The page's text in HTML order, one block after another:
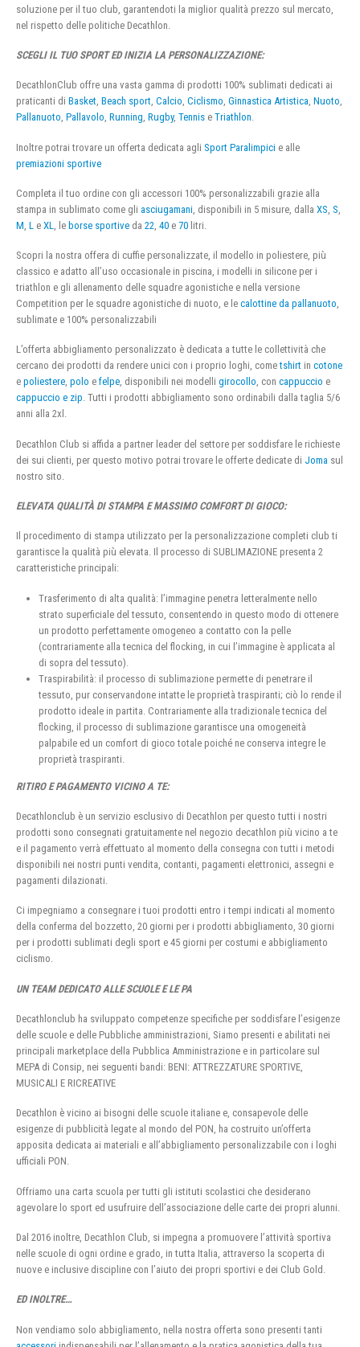
soluzione per il tuo club, garantendoti la miglior qualità prezzo sul mercato,
nel rispetto delle politiche Decathlon.
SCEGLI IL TUO SPORT ED INIZIA LA PERSONALIZZAZIONE:
DecathlonClub offre una vasta gamma di prodotti 100% sublimati dedicati ai
praticanti di Basket, Beach sport, Calcio, Ciclismo, Ginnastica Artistica, Nuoto,
Pallanuoto, Pallavolo, Running, Rugby, Tennis e Triathlon.
Inoltre potrai trovare un offerta dedicata agli Sport Paralimpici e alle
premiazioni sportive
Completa il tuo ordine con gli accessori 100% personalizzabili grazie alla
stampa in sublimato come gli asciugamani , disponibili in 5 misure, dalla XS S
M L e XL , le borse sportive da 22 40 e 70 litri.
Scopri la nostra offera di cuffie personalizzate, il modello in poliestere, più
classico e adatto all’uso occasionale in piscina, i modelli in silicone per i
triathlon e gli allenamento delle squadre agonistiche e nella versione
Competition per le squadre agonistiche di nuoto, e le calottine da pallanuoto,
sublimate e 100% personalizzabili
L’offerta abbigliamento personalizzato è dedicata a tutte le collettività che
cercano dei prodotti da rendere unici con i proprio loghi, cometshirt in cotone
e poliestere, polo e felpe, disponibili nei modelli girocollo, con cappuccio e
cappuccio e zip. Tutti i prodotti abbigliamento sono ordinabili dalla taglia 5/6
anni alla 2xl.
Decathlon Club si affida a partner leader del settore per soddisfare le richieste
dei sui clienti, per questo motivo potrai trovare le offerte dedicate di Joma sul
nostro sito.
ELEVATA QUALITÀ DI STAMPA E MASSIMO COMFORT DI GIOCO:
Il procedimento di stampa utilizzato per la personalizzazione completi club ti
garantisce la qualità più elevata. Il processo di SUBLIMAZIONE presenta 2
caratteristiche principali:
Trasferimento di alta qualità: l’immagine penetra letteralmente nello
strato superficiale del tessuto, consentendo in questo modo di ottenere
un prodotto perfettamente omogeneo a contatto con la pelle
(contrariamente alla tecnica del flocking, in cui l’immagine è applicata al
di sopra del tessuto).
Traspirabilità: il processo di sublimazione permette di penetrare il
tessuto, pur conservandone intatte le proprietà traspiranti; ciò lo rende il
prodotto ideale in partita. Contrariamente alla tradizionale tecnica del
flocking, il processo di sublimazione garantisce una omogeneità
palpabile ed un comfort di gioco totale poiché ne conserva integre le
proprietà traspiranti.
RITIRO E PAGAMENTO VICINO A TE:
Decathlonclub è un servizio esclusivo di Decathlon per questo tutti i nostri
prodotti sono consegnati gratuitamente nel negozio decathlon più vicino a te
e il pagamento verrà effettuato al momento della consegna con tutti i metodi
disponibili nei nostri punti vendita, contanti, pagamenti elettronici, assegni e
pagamenti dilazionati.
Ci impegniamo a consegnare i tuoi prodotti entro i tempi indicati al momento
della conferma del bozzetto, 20 giorni per i prodotti abbigliamento, 30 giorni
per i prodotti sublimati degli sport e 45 giorni per costumi e abbigliamento
ciclismo.
UN TEAM DEDICATO ALLE SCUOLE E LE PA
Decathlonclub ha sviluppato competenze specifiche per soddisfare l’esigenze
delle scuole e delle Pubbliche amministrazioni, Siamo presenti e abilitati nei
principali marketplace della Pubblica Amministrazione e in particolare sul
MEPA di Consip, nei seguenti bandi: BENI: ATTREZZATURE SPORTIVE,
MUSICALI E RICREATIVE
Decathlon è vicino ai bisogni delle scuole italiane e, consapevole delle
esigenze di pubblicità legate al mondo del PON, ha costruito un’offerta
apposita dedicata ai materiali e all’abbigliamento personalizzabile con i loghi
ufficiali PON.
Offriamo una carta scuola per tutti gli istituti scolastici che desiderano
agevolare lo sport ed usufruire dell’associazione delle carte dei propri alunni.
Dal 2016 inoltre, Decathlon Club, si impegna a promuovere l’attività sportiva
nelle scuole di ogni ordine e grado, in tutta Italia, attraverso la scoperta di
nuove e inclusive discipline con l’aiuto dei propri sportivi e dei Club Gold.
ED INOLTRE…
Non vendiamo solo abbigliamento, nella nostra offerta sono presenti tanti